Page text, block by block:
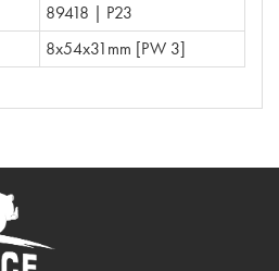
89418 | P23
8x54x31mm [PW 3]